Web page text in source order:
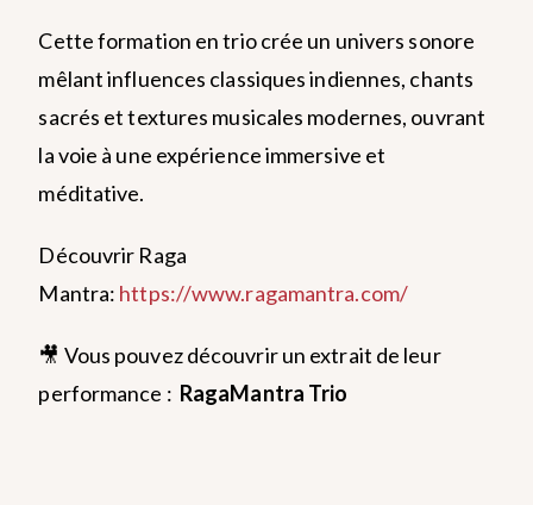
Cette formation en trio crée un univers sonore
mêlant influences classiques indiennes, chants
sacrés et textures musicales modernes, ouvrant
la voie à une expérience immersive et
méditative.
Découvrir Raga
Mantra: https://www.ragamantra.com/
🎥 Vous pouvez découvrir un extrait de leur
performance : RagaMantra Trio